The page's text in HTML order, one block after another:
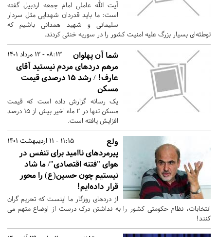
آیت الله عاملی امام جمعه اردبیل گفته
است: ما باید قدردان شهدایی مثل سردار
سلیمانی و شهید همدانی باشیم که
توطئه‌ای بسیار بزرگ علیه امنیت کشور را در سوریه خنثی کردند.
08:13 - 12 مرداد 1401
شما آن پهلوان
مرهم دردهای مردم نیستید آقای
عارف! / رشد ۱۵ درصدی قیمت
مسکن
یک رسانه گزارش داده است که قیمت
مسکن تنها در ۲ ماه اخیر بیش از ۱۵ درصد
افزایش یافته است.
11:15 - 11 اردیبهشت 1401
ولع
پیرمردهای ناامید برای تنفس در
هوای "فتنه اقتصادی"/ ما شاد
نیستیم چون حسین(ع) را محور
قرار داده‌ایم!
از دردهای روزگار ما اینست که تحریم گران
انتخابات، نظام حکومتی کشور را به نداشتن درک درست از اوضاع متهم می
کنند!